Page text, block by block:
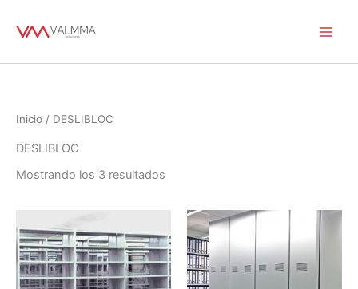
Inicio / DESLIBLOC
DESLIBLOC
Mostrando los 3 resultados